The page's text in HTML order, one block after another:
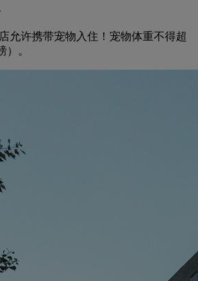
允许携带宠物入住！宠物体重不得超
）。